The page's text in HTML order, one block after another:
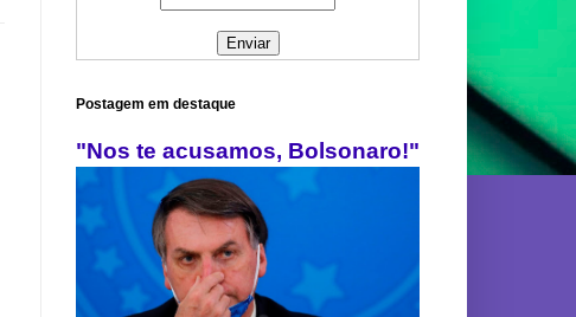
Postagem em destaque
"Nos te acusamos, Bolsonaro!"